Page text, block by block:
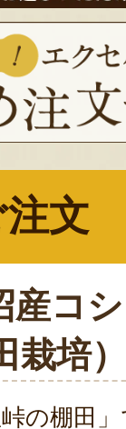
注文
産コ
栽培）
の棚田